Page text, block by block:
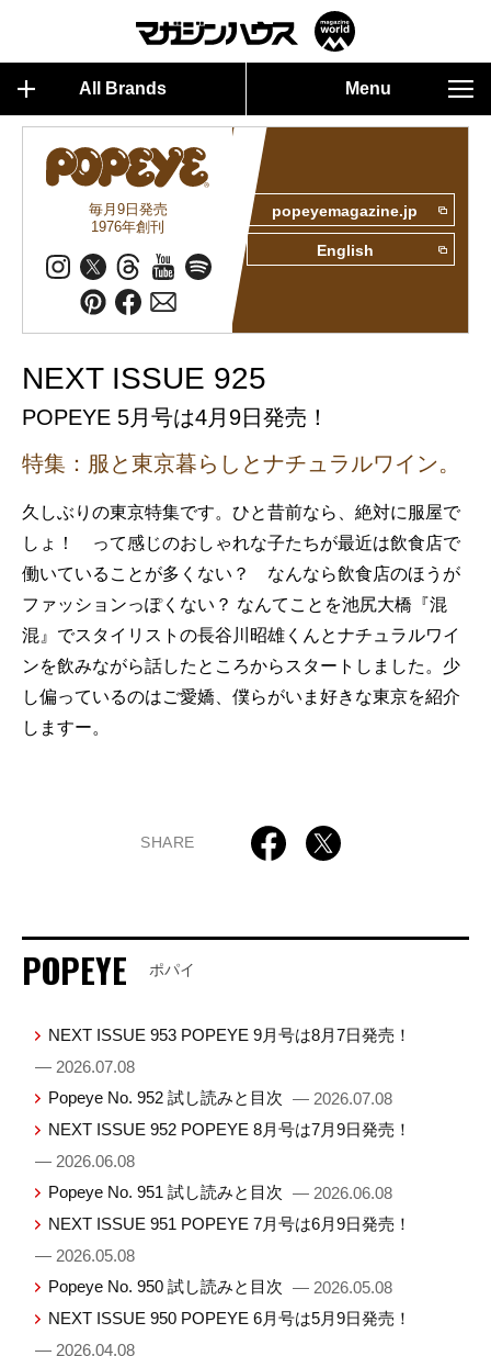
All Brands Menu
毎月9日発売
1976年創刊
popeyemagazine.jp
English
NEXT ISSUE 925
POPEYE 5月号は4月9日発売！
特集：服と東京暮らしとナチュラルワイン。
久しぶりの東京特集です。ひと昔前なら、絶対に服屋で
しょ！ って感じのおしゃれな子たちが最近は飲食店で
働いていることが多くない？ なんなら飲食店のほうが
ファッションっぽくない？ なんてことを池尻大橋『混
混』でスタイリストの長谷川昭雄くんとナチュラルワイ
ンを飲みながら話したところからスタートしました。少
し偏っているのはご愛嬌、僕らがいま好きな東京を紹介
しますー。
SHARE
POPEYE ポパイ
NEXT ISSUE 953 POPEYE 9月号は8月7日発売！
— 2026.07.08
Popeye No. 952 試し読みと目次 — 2026.07.08
NEXT ISSUE 952 POPEYE 8月号は7月9日発売！
— 2026.06.08
Popeye No. 951 試し読みと目次 — 2026.06.08
NEXT ISSUE 951 POPEYE 7月号は6月9日発売！
— 2026.05.08
Popeye No. 950 試し読みと目次 — 2026.05.08
NEXT ISSUE 950 POPEYE 6月号は5月9日発売！
— 2026.04.08